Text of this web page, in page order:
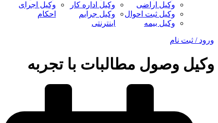
وکیل اراضی
وکیل ثبت احوال
وکیل بیمه
وکیل اداره کار
وکیل جرایم
اینترنتی
وکیل اجرای
احکام
ورود / ثبت نام
وکیل وصول مطالبات با تجربه